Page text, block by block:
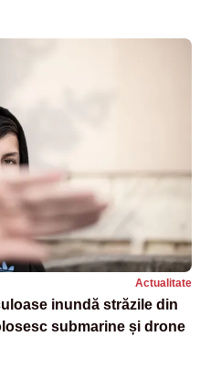
Actualitate
inundă străzile din
submarine și drone